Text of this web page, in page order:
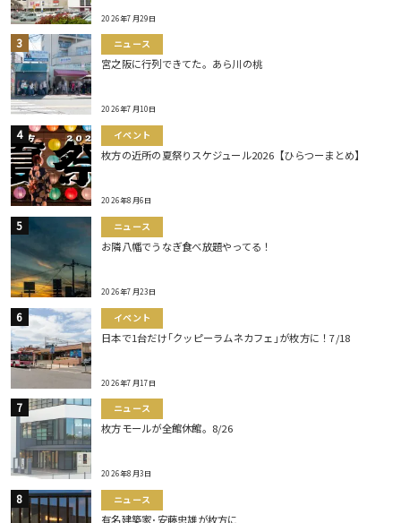
2026年7月29日
ニュース
宮之阪に行列できてた。あら川の桃
2026年7月10日
イベント
枚方の近所の夏祭りスケジュール2026【ひらつーまとめ】
2026年8月6日
ニュース
お隣八幡でうなぎ食べ放題やってる！
2026年7月23日
イベント
日本で1台だけ｢クッピーラムネカフェ｣が枚方に！7/18
2026年7月17日
ニュース
枚方モールが全館休館。8/26
2026年8月3日
ニュース
有名建築家･安藤忠雄が枚方に